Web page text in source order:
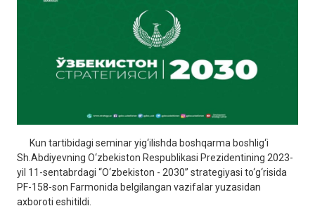
Kun tartibidagi seminar yig‘ilishda boshqarma boshlig‘i
Sh.Abdiyevning O‘zbekiston Respublikasi Prezidentining 2023-
yil 11-sentabrdagi “O‘zbekiston - 2030” strategiyasi to‘g‘risida
PF-158-son Farmonida belgilangan vazifalar yuzasidan
axboroti eshitildi.